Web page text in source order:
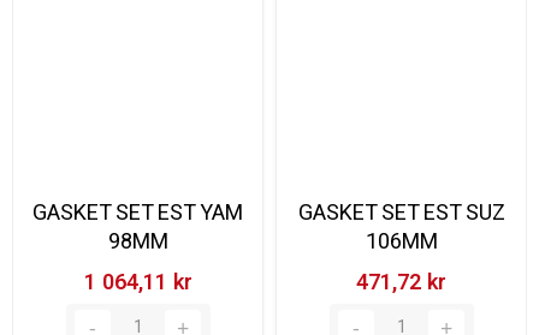
GASKET SET EST YAM
98MM
1 064,11 kr‎
GASKET SET EST SUZ
106MM
471,72 kr‎